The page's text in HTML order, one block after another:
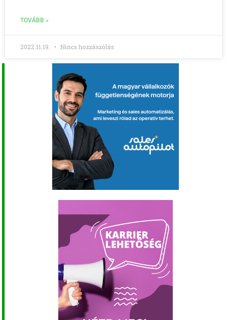
TOVÁBB »
2022.11.19. Nincs hozzászólás